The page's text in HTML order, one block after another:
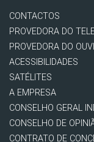
CONTACTOS
PROVEDORA DO
PROVEDORA DO
ACESSIBILIDADES
SATÉLITES
A EMPRESA
CONSELHO GERAL
CONSELHO DE
CONTRATO DE